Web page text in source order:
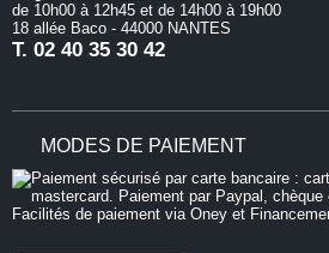
de 10h00 à 12h45 et de 14h00 à 19h00
18 allée Baco - 44000 NANTES
T. 02 40 35 30 42
MODES DE PAIEMENT